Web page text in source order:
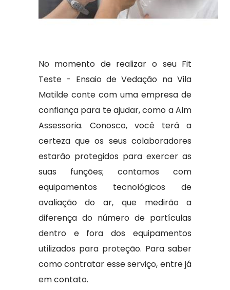
No momento de realizar o seu Fit
Teste - Ensaio de Vedação na Vila
Matilde conte com uma empresa de
confiança para te ajudar, como a Alm
Assessoria. Conosco, você terá a
certeza que os seus colaboradores
estarão protegidos para exercer as
suas funções; contamos com
equipamentos tecnológicos de
avaliação do ar, que medirão a
diferença do número de partículas
dentro e fora dos equipamentos
utilizados para proteção. Para saber
como contratar esse serviço, entre já
em contato.